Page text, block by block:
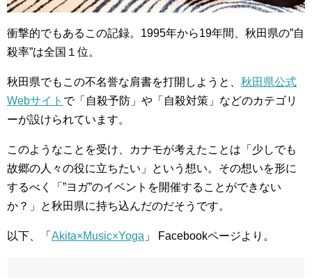
衝撃的でもあるこの記録。 1995年から19年間、秋田県の”自
殺率”は全国１位。
秋田県でもこの不名誉な肩書を打開しようと、 秋田県公式
Webサイト で「自殺予防」や「自殺対策」などのカテゴリ
ーが設けられています。
このようなことを受け、カナモが考えたことは「少しでも
故郷の人々の役に立ちたい」という想い。その想いを形に
するべく「”ヨガ”のイベントを開催することができない
か？」と秋田県に持ち込んだのだそうです。
以下、「 Akita×Music×Yoga 」 Facebookページより。